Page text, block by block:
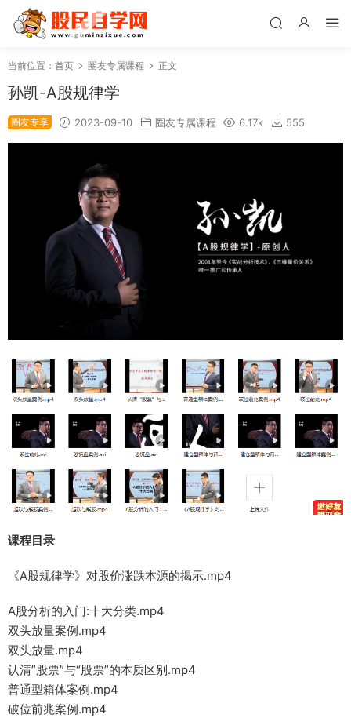
当前位置： 首页 圈友专属课程 正文
孙凯-A股规律学
圈友专享 2023-09-10 圈友专属课程 6.17k 555
课程目录
《A股规律学》对股价涨跌本源的揭示.mp4
A股分析的入门:十大分类.mp4
双头放量案例.mp4
双头放量.mp4
认清”股票”与“股票”的本质区别.mp4
普通型箱体案例.mp4
破位前兆案例.mp4